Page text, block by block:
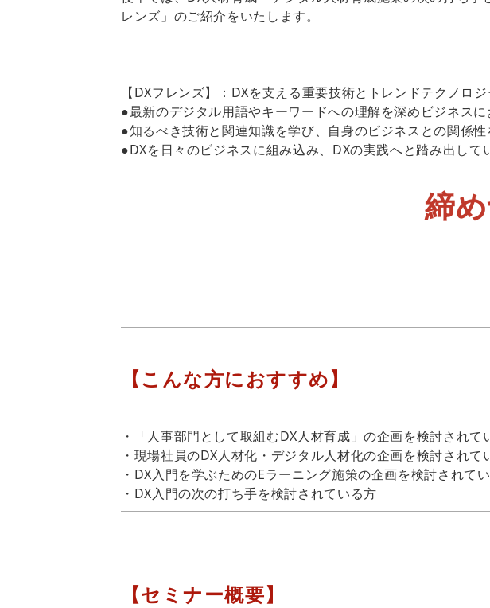
レンズ」のご紹介をいたします。
【DXフレンズ】：DXを支える重要技術とトレンドテクノロ
●最新のデジタル用語やキーワードへの理解を深めビジネス
●知るべき技術と関連知識を学び、自身のビジネスとの関係性
●DXを日々のビジネスに組み込み、DXの実践へと踏み出して
締
【こんな方におすすめ】
・「人事部門として取組むDX人材育成」の企画を検討されて
・現場社員のDX人材化・デジタル人材化の企画を検討されて
・DX入門を学ぶためのEラーニング施策の企画を検討されて
・DX入門の次の打ち手を検討されている方
【セミナー概要】